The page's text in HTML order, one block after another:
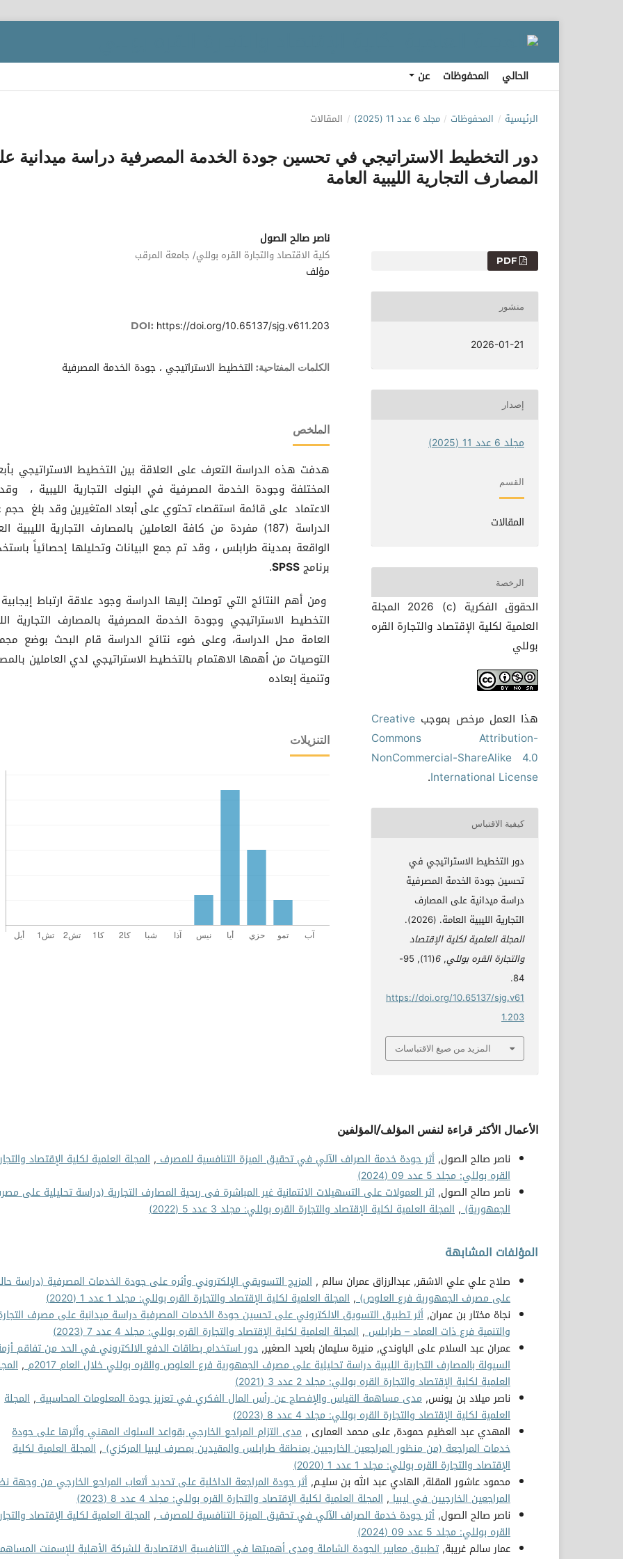
الحالي المحفوظات عن
الرئيسية / المحفوظات / مجلد 6 عدد 11 (2025) / المقالات
دور التخطيط الاستراتيجي في تحسين جودة الخدمة المصرفية دراسة ميدانية
المصارف التجارية الليبية العامة
ناصر صالح الصول
كلية الاقتصاد والتجارة القره بوللي/ جامعة المرقب
مؤلف
DOI: https://doi.org/10.65137/sjg.v611.203
الكلمات المفتاحية: التخطيط الاستراتيجي ، جودة الخدمة المصرفية
الملخص
هدفت هذه الدراسة التعرف على العلاقة بين التخطيط الاستراتيجي
المختلفة وجودة الخدمة المصرفية في البنوك التجارية الليبية ،
الاعتماد على قائمة استقصاء تحتوي على أبعاد المتغيرين وقد بلغ حجم
الدراسة (187) مفردة من كافة العاملين بالمصارف التجارية الليبية
الواقعة بمدينة طرابلس ، وقد تم جمع البيانات وتحليلها إحصائياً
برنامجSPSS
.
ومن أهم النتائج التي توصلت إليها الدراسة وجود علاقة ارتباط
التخطيط الاستراتيجي وجودة الخدمة المصرفية بالمصارف التجارية
العامة محل الدراسة، وعلى ضوء نتائج الدراسة قام البحث بوضع
التوصيات من أهمها الاهتمام بالتخطيط الاستراتيجي لدي العاملين
وتنمية إبعاده
التنزيلات
التنزيلات
PDF
منشور
2026-01-21
إصدار
مجلد 6 عدد 11 (2025)
القسم
المقالات
الرخصة
الحقوق الفكرية (c) 2026 المجلة
العلمية لكلية الإقتصاد والتجارة القره
بوللي
هذا العمل مرخص بموجب Creative
Commons Attribution-
NonCommercial-ShareAlike 4.0
International License
.
كيفية الاقتباس
دور التخطيط الاستراتيجي في
تحسين جودة الخدمة المصرفية
دراسة ميدانية على المصارف
التجارية الليبية العامة. (2026).
المجلة العلمية لكلية الإقتصاد
والتجارة القره بوللي,
6
(11), 95-
84.
https://doi.org/10.65137/sjg.v61
1.203
المزيد من صيغ الاقتباسات
الأعمال الأكثر قراءة لنفس المؤلف/المؤلفين
ناصر صالح الصول, أثر جودة خدمة الصراف الآلي في تحقيق الميزة التنافسية للمصرف, المجلة العلمية لكلية الإقتصاد
القره بوللي: مجلد 5 عدد 09 (2024)
ناصر صالح الصول, اثر العمولات على التسهيلات الائتمانية غير المباشرة فى ربحية المصارف التجارية (دراسة تحليلية على
الجمهورية), المجلة العلمية لكلية الإقتصاد والتجارة القره بوللي: مجلد 3 عدد 5 (2022)
المؤلفات المشابهة
صلاح علي علي الاشقر, عبدالرزاق عمران سالم , المزيج التسويقي الإلكتروني وأثره على جودة الخدمات المصرفية (دراسة
على مصرف الجمهورية فرع العلوص), المجلة العلمية لكلية الإقتصاد والتجارة القره بوللي: مجلد 1 عدد 1 (2020)
نجاة مختار بن عمران, أثر تطبيق التسويق الالكتروني على تحسين جودة الخدمات المصرفية دراسة ميدانية على مصرف
والتنمية فرع ذات العماد – طرابلس, المجلة العلمية لكلية الإقتصاد والتجارة القره بوللي: مجلد 4 عدد 7 (2023)
عمران عبد السلام على الباوندي, منيرة سليمان بلعيد الصغير, دور استخدام بطاقات الدفع الالكتروني في الحد من تفاقم
السيولة بالمصارف التجارية الليبية دراسة تحليلية على مصرف الجمهورية فرع العلوص والقره بوللي خلال العام 2017م
,
العلمية لكلية الإقتصاد والتجارة القره بوللي: مجلد 2 عدد 3 (2021)
ناصر ميلاد بن يونس, مدى مساهمة القياس والإفصاح عن رأس المال الفكري في تعزيز جودة المعلومات المحاسبية, المجلة
العلمية لكلية الإقتصاد والتجارة القره بوللي: مجلد 4 عدد 8 (2023)
المهدي عبد العظيم حمودة, على محمد العمارى , مدى التزام المراجع الخارجي بقواعد السلوك المهني وأثرها على جودة
خدمات المراجعة (من منظور المراجعين الخارجيين بمنطقة طرابلس والمقيدين بمصرف ليبيا المركزي), المجلة العلمية لكلية
الإقتصاد والتجارة القره بوللي: مجلد 1 عدد 1 (2020)
محمود عاشور المقلة, الهادي عبد الله بن سليـم, أثر جودة المراجعة الداخلية على تحديد أتعاب المراجع الخارجي من وجهة
المراجعين الخارجيين في ليبيا, المجلة العلمية لكلية الإقتصاد والتجارة القره بوللي: مجلد 4 عدد 8 (2023)
ناصر صالح الصول, أثر جودة خدمة الصراف الآلي في تحقيق الميزة التنافسية للمصرف, المجلة العلمية لكلية الإقتصاد
القره بوللي: مجلد 5 عدد 09 (2024)
عمار سالم غريبة, تطبيق معايير الجودة الشاملة ومدى أهميتها في التنافسية الاقتصادية للشركة الأهلية للإسمنت